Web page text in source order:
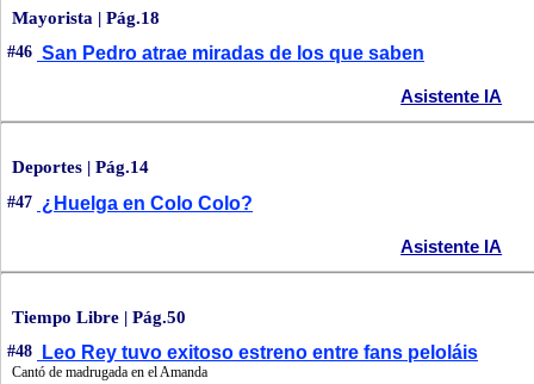
Mayorista | Pág.18
#46 San Pedro atrae miradas de los que saben
Asistente IA
Deportes | Pág.14
#47 ¿Huelga en Colo Colo?
Asistente IA
Tiempo Libre | Pág.50
#48 Leo Rey tuvo exitoso estreno entre fans peloláis
Cantó de madrugada en el Amanda